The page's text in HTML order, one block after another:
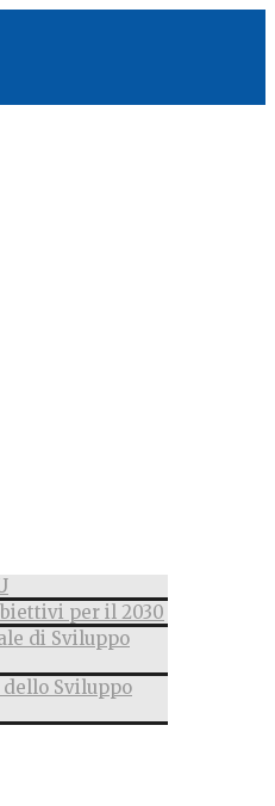
per il 2030
di Sviluppo
dello Sviluppo